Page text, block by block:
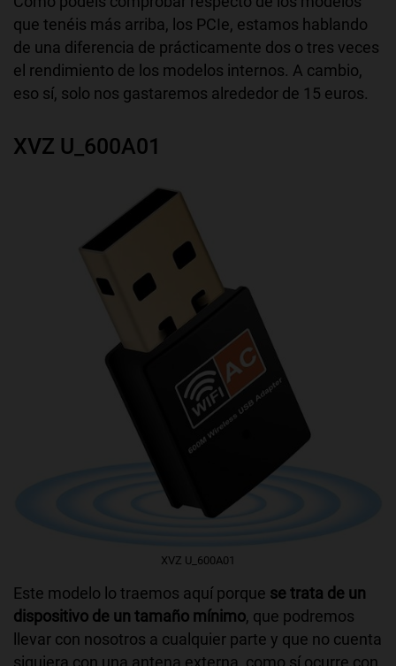
que tenéis más arriba, los PCIe, estamos hablando
de una diferencia de prácticamente dos o tres veces
el rendimiento de los modelos internos. A cambio,
eso sí, solo nos gastaremos alrededor de 15 euros.
XVZ ‎U_600A01
XVZ ‎U_600A01
Este modelo lo traemos aquí porque se trata de un
dispositivo de un tamaño mínimo, que podremos
llevar con nosotros a cualquier parte y que no cuenta
siquiera con una antena externa, como sí ocurre con